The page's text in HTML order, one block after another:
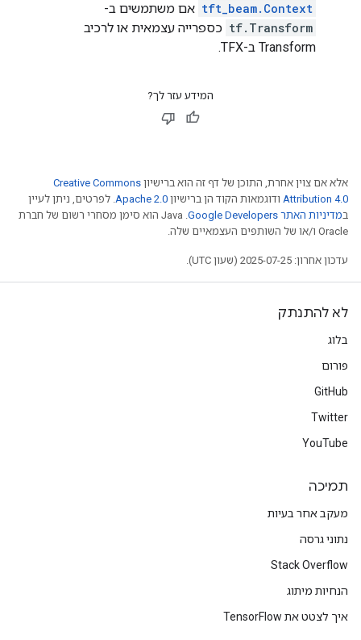
tft_beam.Context אם משתמשים ב-
tf.Transform כספרייה עצמאית או לרכיב
Transform ב-TFX.
המידע עזר לך?
אלא אם צוין אחרת, התוכן של דף זה הוא ברישיון Creative Commons
Attribution 4.0 ודוגמאות הקוד הן ברישיון Apache 2.0. לפרטים, ניתן לעיין
במדיניות האתר Google Developers‏
.‏ Java הוא סימן מסחרי רשום של חברת
Oracle ו/או של השותפים העצמאיים שלה.
עדכון אחרון: 2025-07-25 (שעון UTC).
לא להתנתק
בלוג
פורום
GitHub
Twitter
YouTube
תמיכה
מעקב אחר בעיות
נתוני גרסה
Stack Overflow
הנחיות מיתוג
איך לצטט את TensorFlow